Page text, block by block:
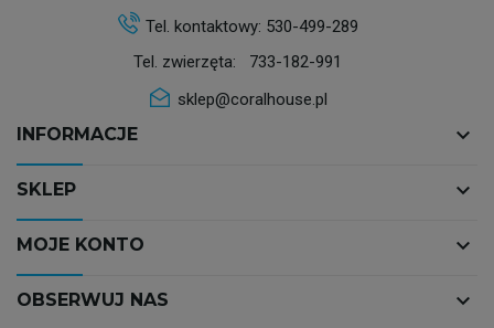
Tel. kontaktowy: 530-499-289
Tel. zwierzęta: 733-182-991
sklep@coralhouse.pl
INFORMACJE keyboard_arrow_down
SKLEP keyboard_arrow_down
MOJE KONTO keyboard_arrow_down
OBSERWUJ NAS keyboard_arrow_down